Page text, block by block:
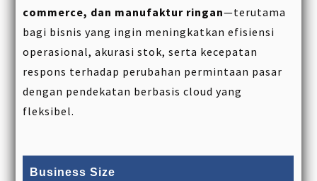
commerce, dan manufaktur ringan—terutama
bagi bisnis yang ingin meningkatkan efisiensi
operasional, akurasi stok, serta kecepatan
respons terhadap perubahan permintaan pasar
dengan pendekatan berbasis cloud yang
fleksibel.
Business Size